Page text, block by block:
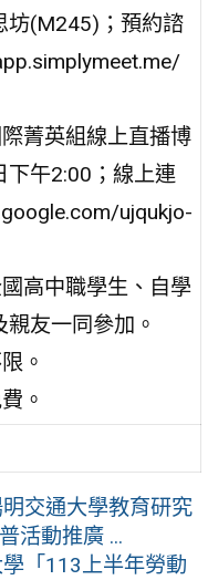
坊(M245)；預約諮
菁英組線上直播博
下午2:00；線上連
ujqukjo-
高中職學生、自學
友一同參加。
。
。
明交通大學教育研究
活動推廣 ...
「113上半年勞動